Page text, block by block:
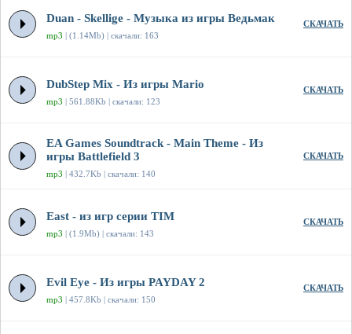
Duan - Skellige - Музыка из игры Ведьмак
mp3 | (1.14Mb) | скачали: 163
СКАЧАТЬ
DubStep Mix - Из игры Mario
mp3 | 561.88Kb | скачали: 123
СКАЧАТЬ
EA Games Soundtrack - Main Theme - Из
игры Battlefield 3
mp3 | 432.7Kb | скачали: 140
СКАЧАТЬ
East - из игр серии TIM
mp3 | (1.9Mb) | скачали: 143
СКАЧАТЬ
Evil Eye - Из игры PAYDAY 2
mp3 | 457.8Kb | скачали: 150
СКАЧАТЬ